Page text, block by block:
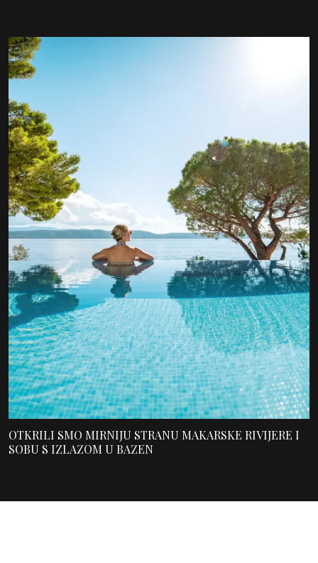
OTKRILI SMO MIRNIJU STRANU MAKARSKE RIVIJERE I
SOBU S IZLAZOM U BAZEN